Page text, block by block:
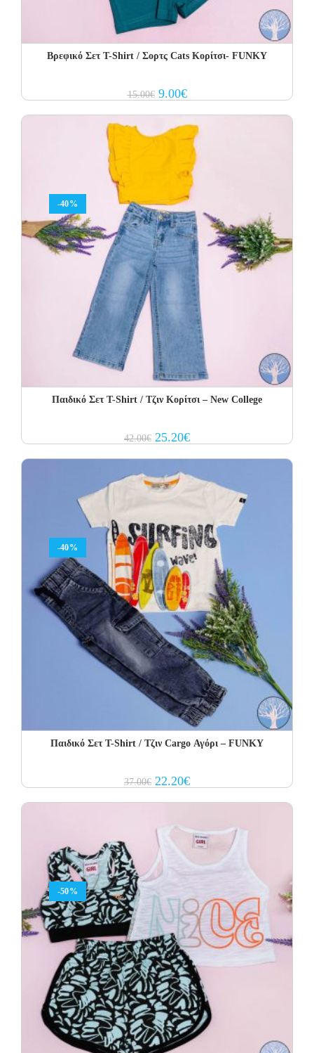
Βρεφικό Σετ Τ-Shirt / Σορτς Cats Κορίτσι- FUNKY
15.00€ Original
price
15.00€.
9.00€Current
price
9.00€.
-40%
Παιδικό Σετ Τ-Shirt / Τζιν Κορίτσι – New College
42.00€ Original
price
25.20€Current
price
-40%
Παιδικό Σετ Τ-Shirt / Τζιν Cargo Αγόρι – FUNKY
37.00€ Original
price
22.20€Current
price
-50%